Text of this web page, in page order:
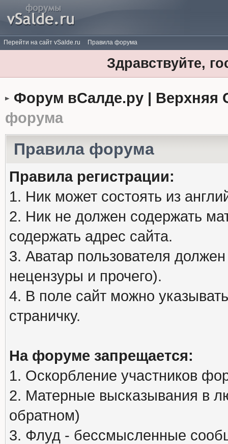
Перейти на сайт vSalde.ru Правила форума
Здравствуйте,
Форум вСалде.ру | Верхняя
форума
Правила форума
Правила регистрации:
1. Ник может состоять из
2. Ник не должен содержать
содержать адрес сайта.
3. Аватар пользователя
нецензуры и прочего).
4. В поле сайт можно
страничку.
На форуме запрещается:
1. Оскорбление участников
2. Матерные высказывания в
обратном)
3. Флуд - бессмысленные